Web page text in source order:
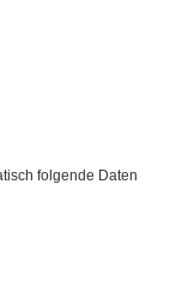
folgende Daten